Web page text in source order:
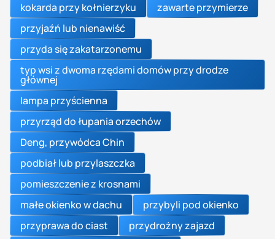
kokarda przy kołnierzyku
zawarte przymierze
przyjaźń lub nienawiść
przyda się zakatarzonemu
typ wsi z dwoma rzędami domów przy drodze
głównej
lampa przyścienna
przyrząd do łupania orzechów
Deng, przywódca Chin
podbiał lub przylaszczka
pomieszczenie z krosnami
małe okienko w dachu
przybyli pod okienko
przyprawa do ciast
przydrożny zajazd